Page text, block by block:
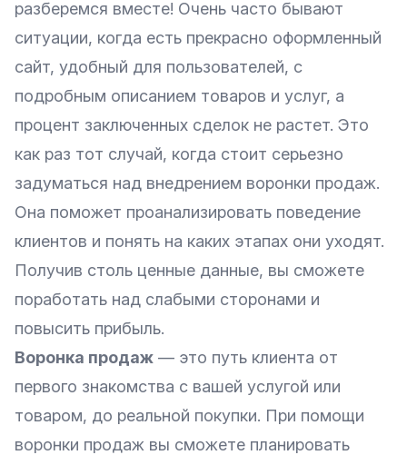
разберемся вместе! Очень часто бывают
ситуации, когда есть прекрасно оформленный
сайт, удобный для пользователей, с
подробным описанием товаров и услуг, а
процент заключенных сделок не растет. Это
как раз тот случай, когда стоит серьезно
задуматься над внедрением воронки продаж.
Она поможет проанализировать поведение
клиентов и понять на каких этапах они уходят.
Получив столь ценные данные, вы сможете
поработать над слабыми сторонами и
повысить прибыль.
Воронка продаж — это путь клиента от
первого знакомства с вашей услугой или
товаром, до реальной покупки. При помощи
воронки продаж вы сможете планировать